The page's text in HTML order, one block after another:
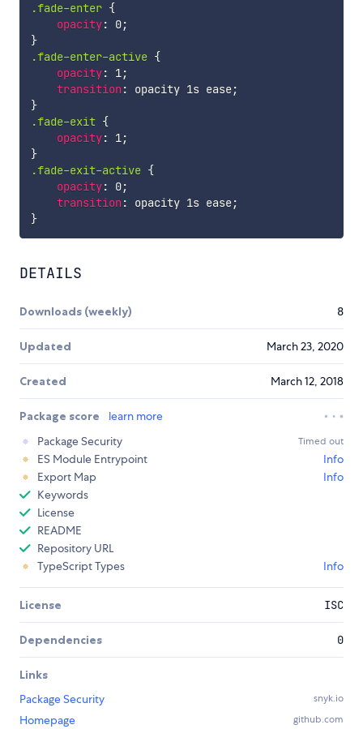
.fade-enter {
opacity: 0;
}
.fade-enter-active {
opacity: 1;
transition: opacity 1s ease;
}
.fade-exit {
opacity: 1;
}
.fade-exit-active {
opacity: 0;
transition: opacity 1s ease;
}
DETAILS
Downloads (weekly) 8
Updated March 23, 2020
Created March 12, 2018
Package score
learn more
Package Security
Timed out
ES Module Entrypoint
Info
Export Map
Info
Keywords
License
README
Repository URL
TypeScript Types
Info
License ISC
Dependencies 0
Links
Package Security
snyk.io
Homepage github.com